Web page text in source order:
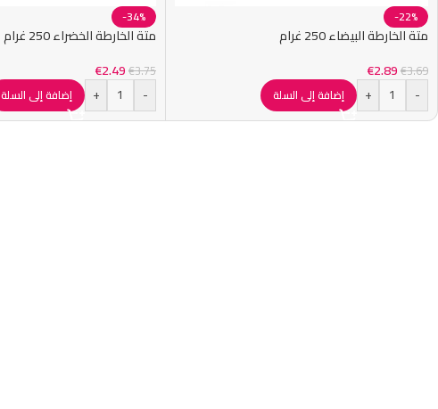
-22%
متة الخارطة البيضاء 250 غرام
€3.69
€2.89
-
+ إضافة إلى السلة
-34%
متة الخارطة الخضراء 250 غرام
€3.75
€2.49
-
+ إضافة إلى السلة